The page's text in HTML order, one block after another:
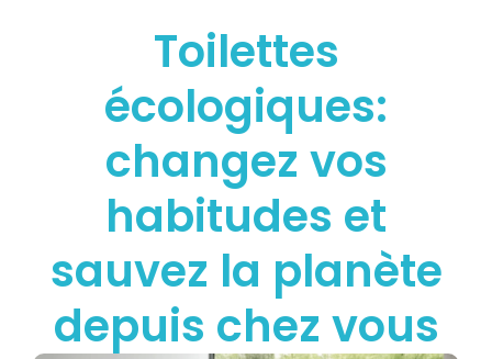
Toilettes
écologiques:
changez vos
habitudes et
sauvez la planète
depuis chez vous